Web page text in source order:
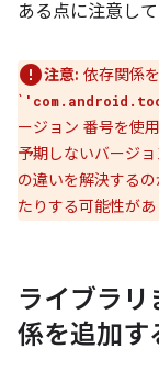
ある点に注意して
注意: 依存関係
`
ージョン 番号を使
予期しないバージ
の違いを解決する
たりする可能性があ
ライブラリ
係を追加す